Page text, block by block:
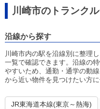
川崎市のトランク
沿線から探す
川崎市内の駅を沿線別に整理
一覧で確認できます。沿線の
やすいため、通勤・通学の動
から近い物件を見つけたい方に
JR東海道本線(東京～熱海)